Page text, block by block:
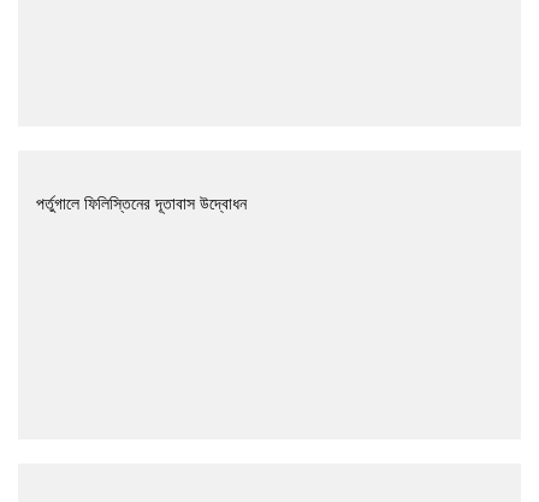
পর্তুগালে ফিলিস্তিনের দূতাবাস উদ্বোধন